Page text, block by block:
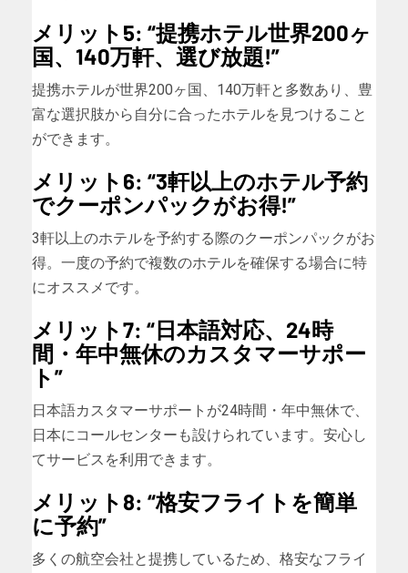
メリット5: “提携ホテル世界200ヶ
国、140万軒、選び放題!”
提携ホテルが世界200ヶ国、140万軒と多数あり、豊
富な選択肢から自分に合ったホテルを見つけること
ができます。
メリット6: “3軒以上のホテル予約
でクーポンパックがお得!”
3軒以上のホテルを予約する際のクーポンパックがお
得。一度の予約で複数のホテルを確保する場合に特
にオススメです。
メリット7: “日本語対応、24時
間・年中無休のカスタマーサポー
ト”
日本語カスタマーサポートが24時間・年中無休で、
日本にコールセンターも設けられています。安心し
てサービスを利用できます。
メリット8: “格安フライトを簡単
に予約”
多くの航空会社と提携しているため、格安なフライ